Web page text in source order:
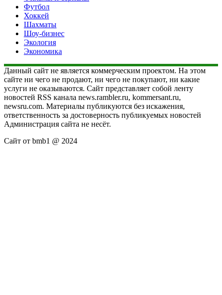
Футбол
Хоккей
Шахматы
Шоу-бизнес
Экология
Экономика
Данный сайт не является коммерческим проектом. На этом
сайте ни чего не продают, ни чего не покупают, ни какие
услуги не оказываются. Сайт представляет собой ленту
новостей RSS канала news.rambler.ru, kommersant.ru,
newsru.com. Материалы публикуются без искажения,
ответственность за достоверность публикуемых новостей
Администрация сайта не несёт.
Сайт от bmb1 @ 2024